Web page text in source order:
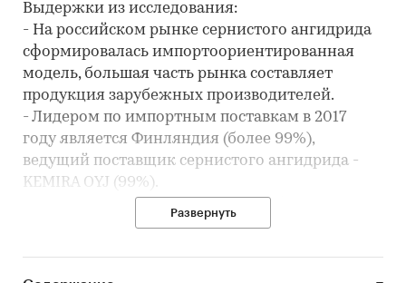
Выдержки из исследования:
- На российском рынке сернистого ангидрида
сформировалась импортоориентированная
модель, большая часть рынка составляет
продукция зарубежных производителей.
- Лидером по импортным поставкам в 2017
году является Финляндия (более 99%),
ведущий поставщик сернистого ангидрида -
KEMIRA OYJ (99%).
экспортеров покупает Беларусь (более 45%),
Развернуть